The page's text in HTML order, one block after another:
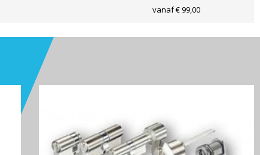
vanaf € 99,00